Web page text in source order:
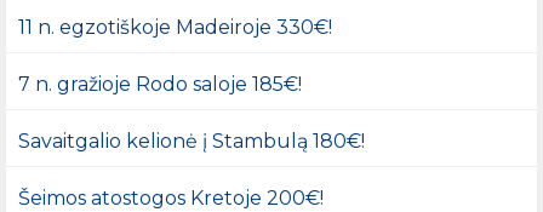
11 n. egzotiškoje Madeiroje 330€!
7 n. gražioje Rodo saloje 185€!
Savaitgalio kelionė į Stambulą 180€!
Šeimos atostogos Kretoje 200€!